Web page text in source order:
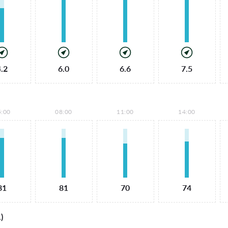
6.0 6.6 7.5
08:00
81
11:00
70
14:00
74